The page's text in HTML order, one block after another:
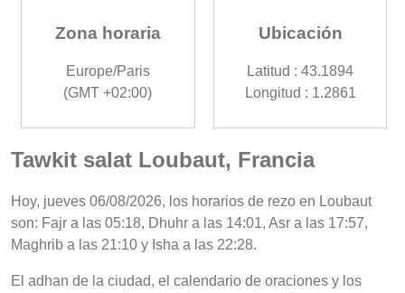
Zona horaria
Europe/Paris
(GMT +02:00)
Ubicación
Latitud : 43.1894
Longitud : 1.2861
Tawkit salat Loubaut, Francia
Hoy, jueves 06/08/2026, los horarios de rezo en Loubaut
son: Fajr a las 05:18, Dhuhr a las 14:01, Asr a las 17:57,
Maghrib a las 21:10 y Isha a las 22:28.
El adhan de la ciudad, el calendario de oraciones y los